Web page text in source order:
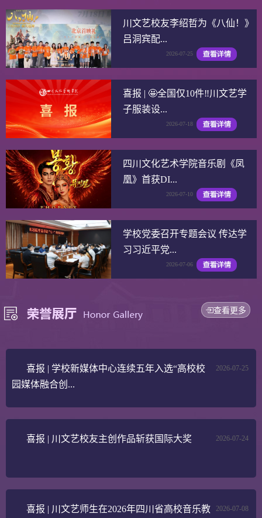
川文艺校友李绍哲为《八仙！》
吕洞宾配...
2026-07-25
喜报 | 🤩全国仅10件‼️川文艺学
子服装设...
2026-07-18
四川文化艺术学院音乐剧《凤
凰》首获DI...
2026-07-10
学校党委召开专题会议 传达学
习习近平党...
2026-07-06
查看更多
2026-07-25
喜报 | 学校新媒体中心连续五年入选“高校校
园媒体融合创...
2026-07-24
喜报 | 川文艺校友主创作品斩获国际大奖
2026-07-08
喜报 | 川文艺师生在2026年四川省高校音乐教